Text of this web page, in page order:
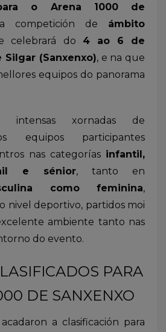
o Arena 1000 de
competición de ámbito
celebrará do 4 ao 6 de
Silgar (Sanxenxo), e na que
equipos do panorama
intensas xornadas de
equipos participantes
nas categorías infantil,
e sénior, tanto en
como feminina,
nivel deportivo, partidos moi
ambiente tanto nas
do evento.
PARA
DE SANXENXO
a clasificación para